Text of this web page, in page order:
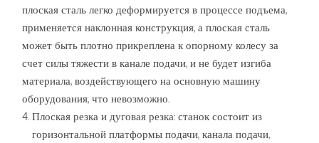
плоская сталь легко деформируется в процессе подъема,
применяется наклонная конструкция, а плоская сталь
может быть плотно прикреплена к опорному колесу за
счет силы тяжести в канале подачи, и не будет изгиба
материала, воздействующего на основную машину
оборудования, что невозможно.
Плоская резка и дуговая резка: станок состоит из
горизонтальной платформы подачи, канала подачи,